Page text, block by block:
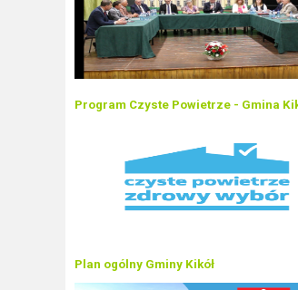
Program Czyste Powietrze - Gmina
Plan ogólny Gminy Kikół